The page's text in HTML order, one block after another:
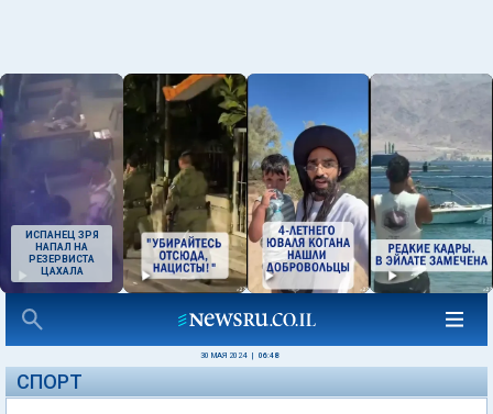
ИСПАНЕЦ ЗРЯ
НАПАЛ НА
РЕЗЕРВИСТА
ЦАХАЛА
30 МАЯ 2024 06:48
СПОРТ